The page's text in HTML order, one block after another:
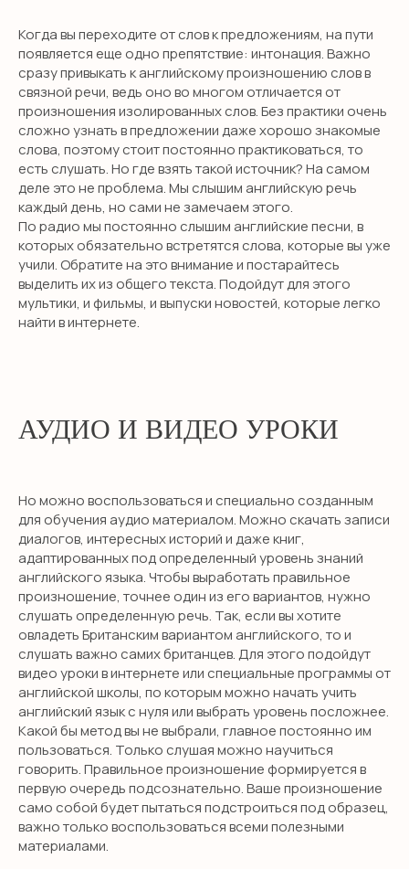
Когда вы переходите от слов к предложениям, на пути
появляется еще одно препятствие: интонация. Важно
сразу привыкать к английскому произношению слов в
связной речи, ведь оно во многом отличается от
произношения изолированных слов. Без практики очень
сложно узнать в предложении даже хорошо знакомые
слова, поэтому стоит постоянно практиковаться, то
есть слушать. Но где взять такой источник? На самом
деле это не проблема. Мы слышим английскую речь
каждый день, но сами не замечаем этого.
По радио мы постоянно слышим английские песни, в
которых обязательно встретятся слова, которые вы уже
учили. Обратите на это внимание и постарайтесь
выделить их из общего текста. Подойдут для этого
мультики, и фильмы, и выпуски новостей, которые легко
найти в интернете.
АУДИО И ВИДЕО УРОКИ
Но можно воспользоваться и специально созданным
для обучения аудио материалом. Можно скачать записи
диалогов, интересных историй и даже книг,
адаптированных под определенный уровень знаний
английского языка. Чтобы выработать правильное
произношение, точнее один из его вариантов, нужно
слушать определенную речь. Так, если вы хотите
овладеть Британским вариантом английского, то и
слушать важно самих британцев. Для этого подойдут
видео уроки в интернете или специальные программы от
английской школы, по которым можно начать учить
английский язык с нуля или выбрать уровень посложнее.
Какой бы метод вы не выбрали, главное постоянно им
пользоваться. Только слушая можно научиться
говорить. Правильное произношение формируется в
первую очередь подсознательно. Ваше произношение
само собой будет пытаться подстроиться под образец,
важно только воспользоваться всеми полезными
материалами.
НЕТ ВРЕМЕНИ
РАЗБИРАТЬСЯ?
Оставьте заявку и мы свяжемся с
+7
ОТПРАВИТЬ